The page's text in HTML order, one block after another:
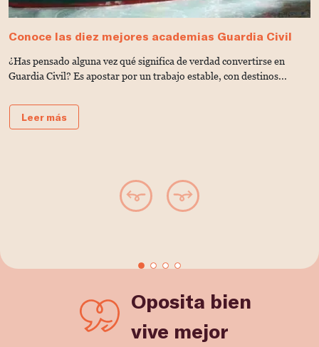
Conoce las diez mejores academias Guardia Civil
¿Has pensado alguna vez qué significa de verdad convertirse en
Guardia Civil? Es apostar por un trabajo estable, con destinos...
Leer más
Oposita bien
vive mejor